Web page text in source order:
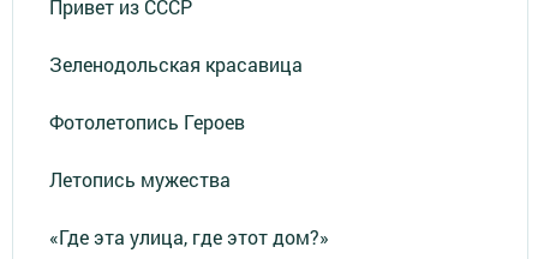
Привет из СССР
Зеленодольская красавица
Фотолетопись Героев
Летопись мужества
«Где эта улица, где этот дом?»